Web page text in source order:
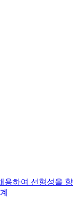
용하여 선형성을 향